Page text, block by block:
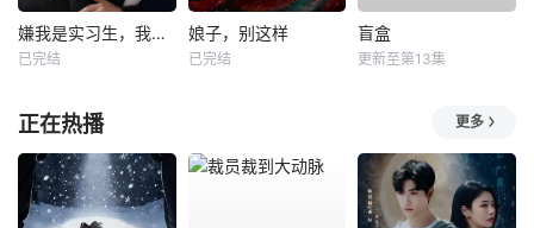
嫌我是实习生，我亮出老板身份
已完结
娘子，别这样
已完结
盲盒
更新至第13集
正在热播 更多